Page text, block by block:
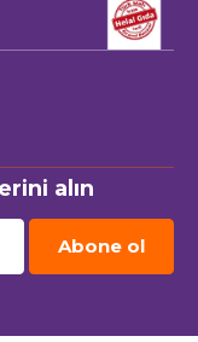
alın
Abone ol